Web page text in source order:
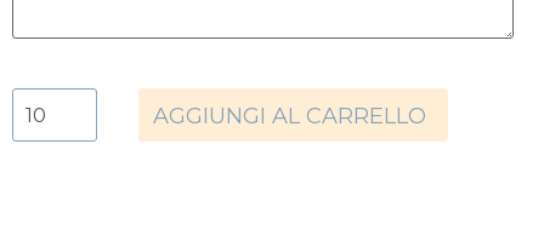
AGGIUNGI AL CARRELLO